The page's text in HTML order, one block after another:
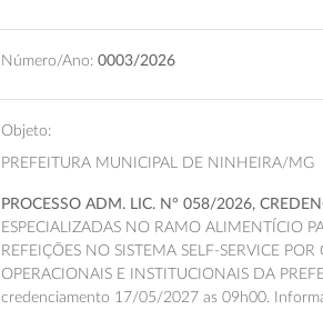
Número/Ano: 0003/2026
Objeto:
PREFEITURA MUNICIPAL DE NINHEIRA/MG
PROCESSO ADM. LIC. N° 058/2026,
ESPECIALIZADAS NO RAMO ALIMENTÍCIO
REFEIÇÕES NO SISTEMA SELF-SERVICE
OPERACIONAIS E INSTITUCIONAIS DA
credenciamento 17/05/2027 as 09h00.